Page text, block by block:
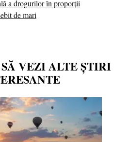
a drogurilor în proporții
de mari
VEZI ALTE ȘTIRI